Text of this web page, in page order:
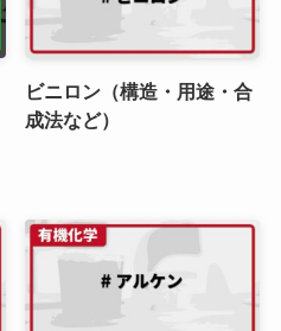
ビニロン（構造・用途・合
成法など）